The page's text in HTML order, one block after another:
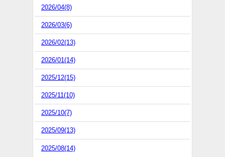
2026/04(8)
2026/03(6)
2026/02(13)
2026/01(14)
2025/12(15)
2025/11(10)
2025/10(7)
2025/09(13)
2025/08(14)